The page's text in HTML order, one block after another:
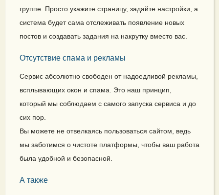
группе. Просто укажите страницу, задайте настройки, а
система будет сама отслеживать появление новых
постов и создавать задания на накрутку вместо вас.
Отсутствие спама и рекламы
Сервис абсолютно свободен от надоедливой рекламы,
всплывающих окон и спама. Это наш принцип,
который мы соблюдаем с самого запуска сервиса и до
сих пор.
Вы можете не отвелкаясь пользоваться сайтом, ведь
мы заботимся о чистоте платформы, чтобы ваш работа
была удобной и безопасной.
А также